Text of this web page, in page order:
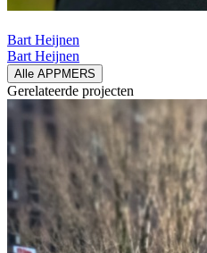
Bart Heijnen
Bart Heijnen
Alle APPMERS
Gerelateerde projecten